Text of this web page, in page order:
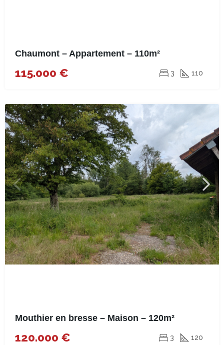
Chaumont – Appartement – 110m²
115.000 € 3 110
Mouthier en bresse – Maison – 120m²
120.000 € 3 120